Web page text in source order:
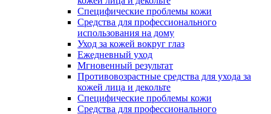
Специфические проблемы кожи
Средства для профессионального
использования на дому
Уход за кожей вокруг глаз
Ежедневный уход
Мгновенный результат
Противовозрастные средства для ухода за
кожей лица и декольте
Специфические проблемы кожи
Средства для профессионального